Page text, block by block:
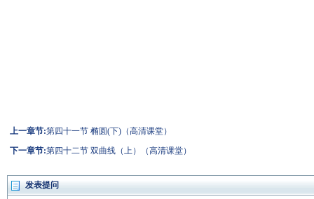
上一章节:第四十一节 椭圆(下)（高清课堂）
下一章节:第四十二节 双曲线（上）（高清课堂）
发表提问